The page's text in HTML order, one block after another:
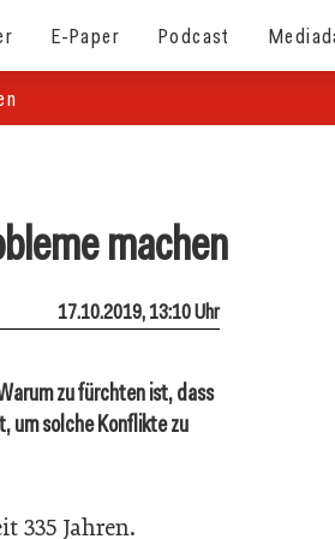
E-Paper Podcast
machen
17.10.2019, 13:10 Uhr
zu fürchten ist, dass
um solche Konflikte zu
335 Jahren.